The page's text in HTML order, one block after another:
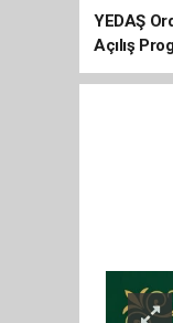
YEDAŞ
Açılış